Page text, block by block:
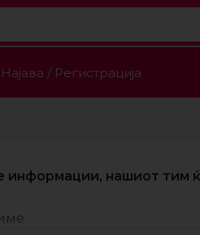
Најава / Регистрација
нашиот тим